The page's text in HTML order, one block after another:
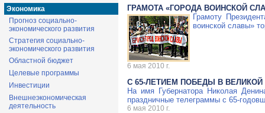
Экономика
Прогноз социально-
экономического развития
Стратегия социально-
экономического развития
Областной бюджет
Целевые программы
Инвестиции
Внешнеэкономическая
деятельность
ГРАМОТА «ГОРОДА ВОИНСКОЙ
Грамоту
воинской славы»
6 мая 2010 г.
С 65-ЛЕТИЕМ ПОБЕДЫ В
На имя Губернатора Николая
праздничные телеграммы с 65-
6 мая 2010 г.